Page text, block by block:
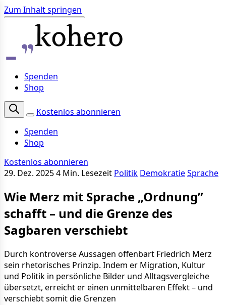
Zum Inhalt springen
Spenden
Shop
Kostenlos abonnieren
Spenden
Shop
Kostenlos abonnieren
29. Dez. 20254 Min. Lesezeit Politik DemokratieSprache
Wie Merz mit Sprache „Ordnung”
schafft – und die Grenze des
Sagbaren verschiebt
Durch kontroverse Aussagen offenbart Friedrich Merz
sein rhetorisches Prinzip. Indem er Migration, Kultur
und Politik in persönliche Bilder und Alltagsvergleiche
übersetzt, erreicht er einen unmittelbaren Effekt – und
verschiebt somit die Grenzen